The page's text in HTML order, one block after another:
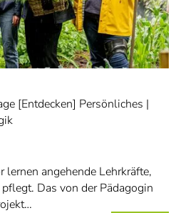
[Entdecken] Persönliches
angehende Lehrkräfte,
Das von der Pädagogin